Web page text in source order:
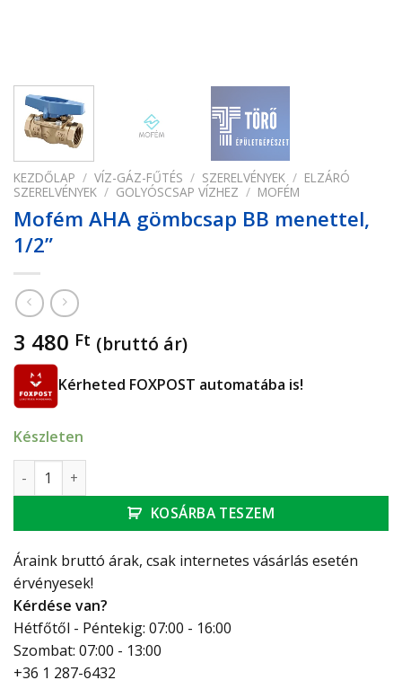
KEZDŐLAP / VÍZ-GÁZ-FŰTÉS / SZERELVÉNYEK / ELZÁRÓ
SZERELVÉNYEK / GOLYÓSCSAP VÍZHEZ / MOFÉM
Mofém AHA gömbcsap BB menettel,
1/2”
3 480 Ft (bruttó ár)
Kérheted FOXPOST automatába is!
Készleten
Mofém AHA gömbcsap BB menettel, 1/2” mennyiség
KOSÁRBA TESZEM
Áraink bruttó árak, csak internetes vásárlás esetén
érvényesek!
Kérdése van?
Hétfőtől - Péntekig: 07:00 - 16:00
Szombat: 07:00 - 13:00
+36 1 287-6432